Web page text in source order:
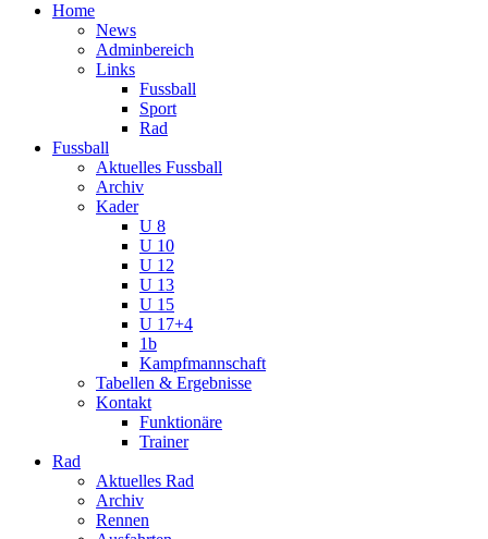
Home
News
Adminbereich
Links
Fussball
Sport
Rad
Fussball
Aktuelles Fussball
Archiv
Kader
U 8
U 10
U 12
U 13
U 15
U 17+4
1b
Kampfmannschaft
Tabellen & Ergebnisse
Kontakt
Funktionäre
Trainer
Rad
Aktuelles Rad
Archiv
Rennen